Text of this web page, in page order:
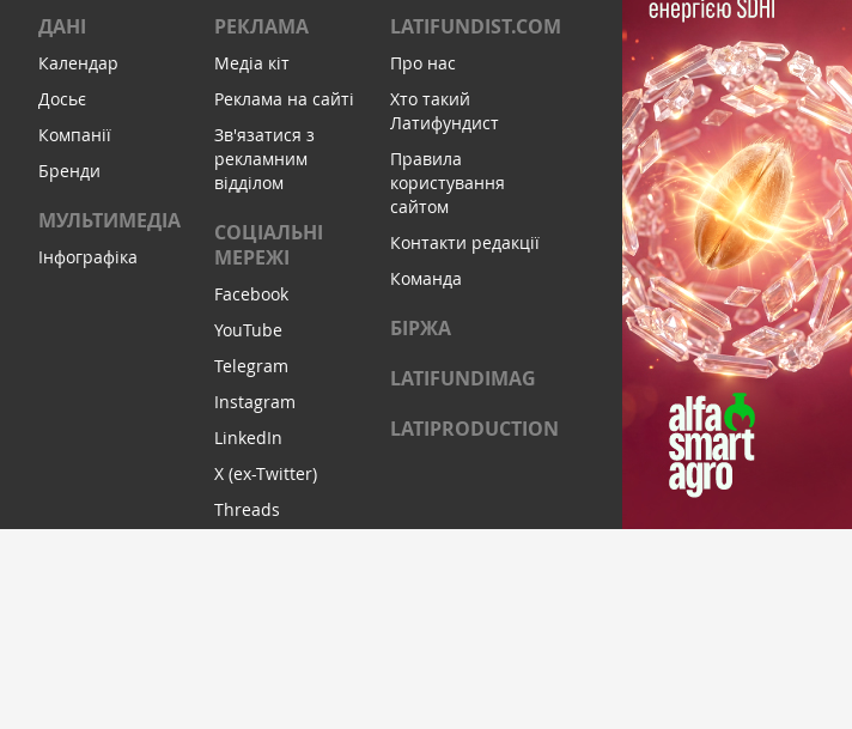
ДАНІ
Календар
Досьє
Компанії
Бренди
МУЛЬТИМЕДІА
Інфографіка
РЕКЛАМА
Медіа кіт
Реклама на сайті
Зв'язатися з
рекламним
відділом
СОЦІАЛЬНІ
МЕРЕЖІ
Facebook
YouTube
Telegram
Instagram
LinkedIn
X (ex-Twitter)
Threads
LATIFUNDIST.COM
Про нас
Хто такий
Латифундист
Правила
користування
сайтом
Контакти редакції
Команда
БІРЖА
LATIFUNDIMAG
LATIPRODUCTION